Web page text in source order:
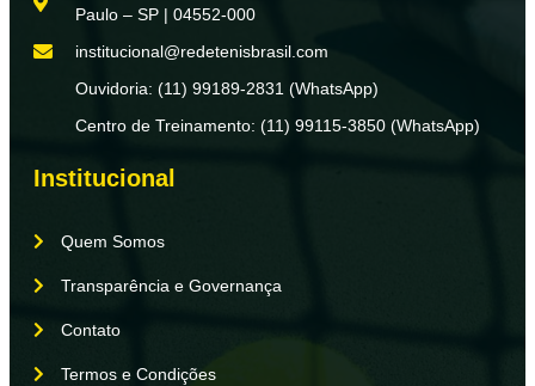
Paulo – SP | 04552-000
institucional@redetenisbrasil.com
Ouvidoria: (11) 99189-2831 (WhatsApp)
Centro de Treinamento: (11) 99115-3850 (WhatsApp)
Institucional
Quem Somos
Transparência e Governança
Contato
Termos e Condições